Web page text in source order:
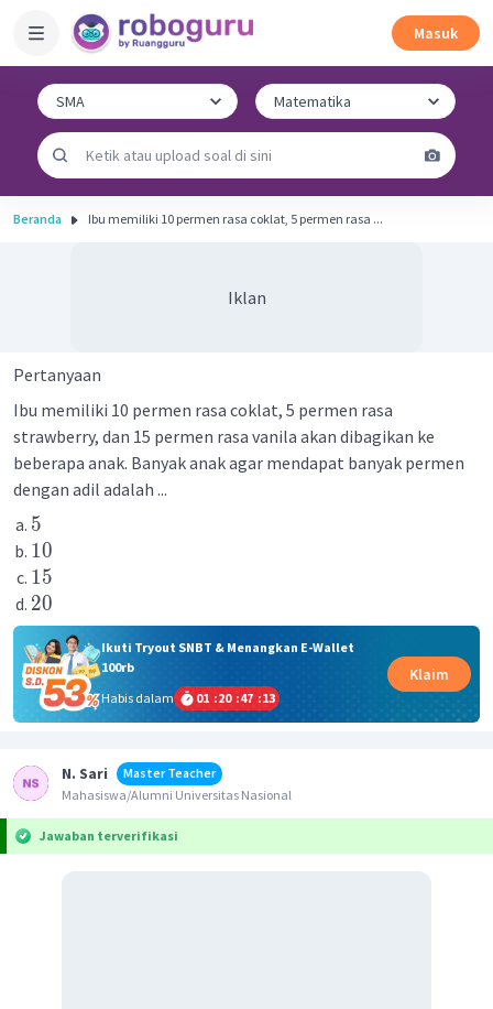
Masuk
Beranda Ibu memiliki 10 permen rasa coklat, 5 permen rasa ...
Iklan
Pertanyaan
Ibu memiliki 10 permen rasa coklat, 5 permen rasa
strawberry, dan 15 permen rasa vanila akan dibagikan ke
beberapa anak. Banyak anak agar mendapat banyak permen
dengan adil adalah ...
5
10
15
20
Ikuti Tryout SNBT & Menangkan E-Wallet
100rb
Habis dalam
01 :20 :47 :13
Klaim
N. Sari
Master Teacher
Mahasiswa/Alumni Universitas Nasional
Jawaban terverifikasi